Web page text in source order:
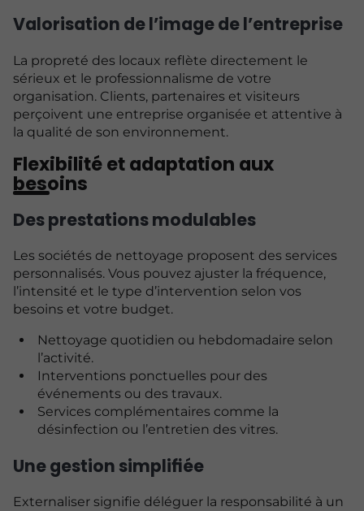
Valorisation de l’image de l’entreprise
La propreté des locaux reflète directement le
sérieux et le professionnalisme de votre
organisation. Clients, partenaires et visiteurs
perçoivent une entreprise organisée et attentive à
la qualité de son environnement.
Flexibilité et adaptation aux
besoins
Des prestations modulables
Les sociétés de nettoyage proposent des services
personnalisés. Vous pouvez ajuster la fréquence,
l’intensité et le type d’intervention selon vos
besoins et votre budget.
Nettoyage quotidien ou hebdomadaire selon
l’activité.
Interventions ponctuelles pour des
événements ou des travaux.
Services complémentaires comme la
désinfection ou l’entretien des vitres.
Une gestion simplifiée
Externaliser signifie déléguer la responsabilité à un